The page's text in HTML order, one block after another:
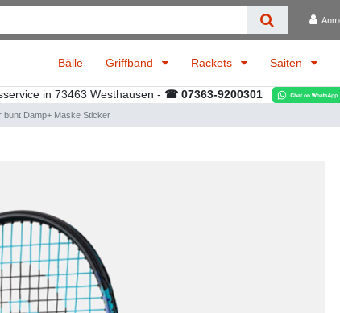
Bälle Griffband Rackets Saiten
in 73463 Westhausen - ☎ 07363-9200301
bunt Damp+ Maske Sticker